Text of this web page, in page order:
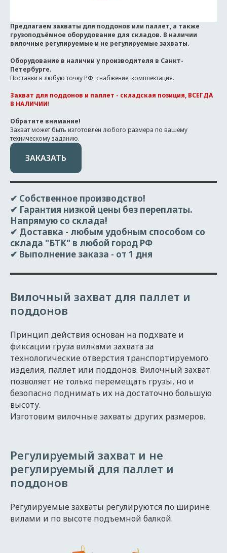
Предлагаем захваты для поддонов или паллет, а также
грузоподъёмное оборудование для складов. В наличии
вилочные регулируемые и не регулируемые захваты.
Оборудование в наличии у производителя в Санкт-
Петербурге.
Поставки в любую точку РФ, снабжение, комплектация.
Захват для поддонов и паллет - складская позиция, ВСЕГДА
В НАЛИЧИИ!
Обратите внимание!
Захват может быть изготовлен любого размера по вашему
техническому заданию.
ЗАКАЗАТЬ
✔ Собственное производство!
✔ Гарантия низкой цены без переплаты.
Напрямую со склада!
✔ Доставка - любым удобным способом со
склада "БТК" в любой город РФ
✔ Выполнение заказа - от 1 дня
Вилочный захват для паллет и
поддонов
Принцип действия основан на подхвате и
фиксации груза вилками захвата за
технологические отверстия транспортируемого
изделия, паллет или поддонов. Вилочный захват
позволяет не только перемещать грузы, но и
безопасно поднимать их на достаточно большую
высоту.
Изготовим вилочные захваты других размеров.
Регулируемый захват и не
регулируемый для паллет и
поддонов
Регулируемые захваты регулируются по ширине
вилами и по высоте подъемной балкой.